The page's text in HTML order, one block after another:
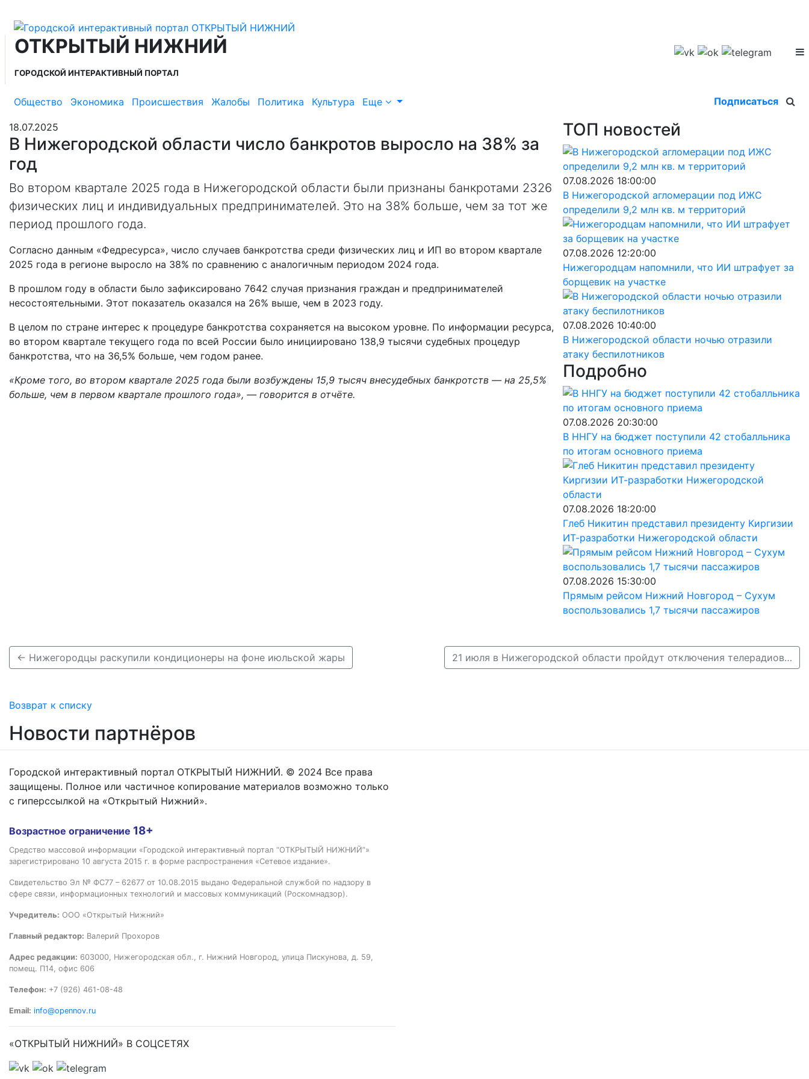
ОТКРЫТЫЙ НИЖНИЙ
ГОРОДСКОЙ ИНТЕРАКТИВНЫЙ ПОРТАЛ
Общество Экономика Происшествия Жалобы Политика Культура Еще Подписаться
18.07.2025
В Нижегородской области число банкротов выросло на 38% за
год
Во втором квартале 2025 года в Нижегородской области были признаны банкротами 2326
физических лиц и индивидуальных предпринимателей. Это на 38% больше, чем за тот же
период прошлого года.
Согласно данным «Федресурса», число случаев банкротства среди физических лиц и ИП во втором квартале
2025 года в регионе выросло на 38% по сравнению с аналогичным периодом 2024 года.
В прошлом году в области было зафиксировано 7642 случая признания граждан и предпринимателей
несостоятельными. Этот показатель оказался на 26% выше, чем в 2023 году.
В целом по стране интерес к процедуре банкротства сохраняется на высоком уровне. По информации ресурса,
во втором квартале текущего года по всей России было инициировано 138,9 тысячи судебных процедур
банкротства, что на 36,5% больше, чем годом ранее.
«Кроме того, во втором квартале 2025 года были возбуждены 15,9 тысяч внесудебных банкротств — на 25,5%
больше, чем в первом квартале прошлого года», — говорится в отчёте.
ТОП новостей
07.08.2026 18:00:00
В Нижегородской агломерации под ИЖС
определили 9,2 млн кв. м территорий
07.08.2026 12:20:00
Нижегородцам напомнили, что ИИ штрафует за
борщевик на участке
07.08.2026 10:40:00
В Нижегородской области ночью отразили
атаку беспилотников
Подробно
07.08.2026 20:30:00
В ННГУ на бюджет поступили 42 стобалльника
по итогам основного приема
07.08.2026 18:20:00
Глеб Никитин представил президенту Киргизии
ИТ-разработки Нижегородской области
07.08.2026 15:30:00
Прямым рейсом Нижний Новгород – Сухум
воспользовались 1,7 тысячи пассажиров
← Нижегородцы раскупили кондиционеры на фоне июльской жары 21 июля в Нижегородской области пройдут отключения телерадиовещания →
Возврат к списку
Новости партнёров
Городской интерактивный портал ОТКРЫТЫЙ НИЖНИЙ. © 2024 Все права
защищены. Полное или частичное копирование материалов возможно только
с гиперссылкой на «Открытый Нижний».
Возрастное ограничение 18+
Средство массовой информации «Городской интерактивный портал “ОТКРЫТЫЙ НИЖНИЙ”»
зарегистрировано 10 августа 2015 г. в форме распространения «Сетевое издание».
Свидетельство Эл № ФС77 – 62677 от 10.08.2015 выдано Федеральной службой по надзору в
сфере связи, информационных технологий и массовых коммуникаций (Роскомнадзор).
Учредитель: ООО «Открытый Нижний»
Главный редактор: Валерий Прохоров
Адрес редакции: 603000, Нижегородская обл., г. Нижний Новгород, улица Пискунова, д. 59,
помещ. П14, офис 606
Телефон: +7 (926) 461-08-48
Email: info@opennov.ru
«ОТКРЫТЫЙ НИЖНИЙ» В СОЦСЕТЯХ